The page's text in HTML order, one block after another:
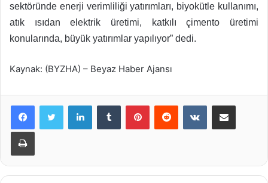
sektöründe enerji verimliliği yatırımları, biyokütle kullanımı,
atık ısıdan elektrik üretimi, katkılı çimento üretimi
konularında, büyük yatırımlar yapılıyor” dedi.
Kaynak: (BYZHA) – Beyaz Haber Ajansı
LinkedInTumblr PinterestReddit VKontakteE-Posta ile paylaş
Yazdır